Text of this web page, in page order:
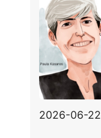
2026-06-22